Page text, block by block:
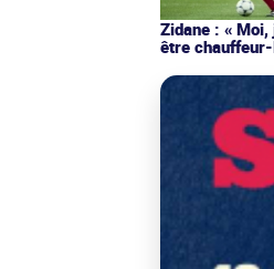
Zidane : «
être